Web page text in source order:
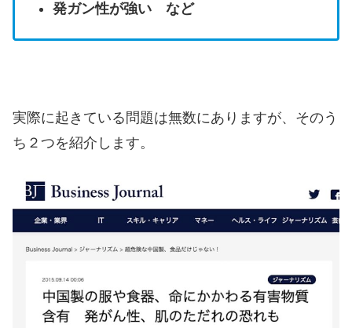
発ガン性が強い など
実際に起きている問題は無数にありますが、そのう
ち２つを紹介します。